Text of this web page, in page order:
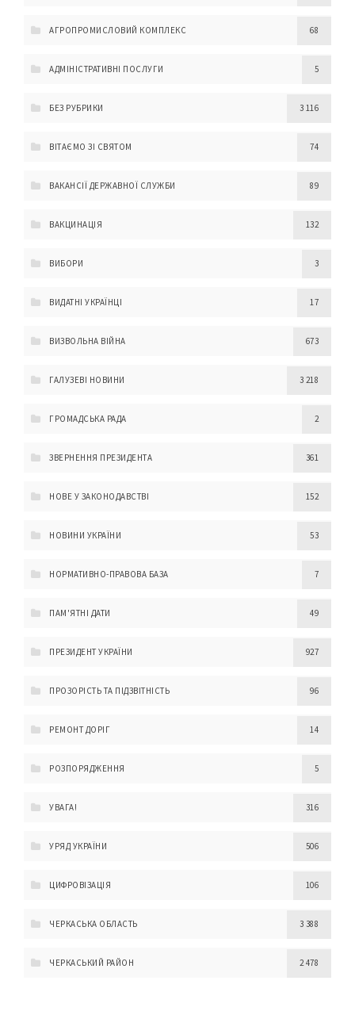
АГРОПРОМИСЛОВИЙ КОМПЛЕКС 68
АДМІНІСТРАТИВНІ ПОСЛУГИ 5
БЕЗ РУБРИКИ 3 116
ВІТАЄМО ЗІ СВЯТОМ 74
ВАКАНСІЇ ДЕРЖАВНОЇ СЛУЖБИ 89
ВАКЦИНАЦІЯ 132
ВИБОРИ 3
ВИДАТНІ УКРАЇНЦІ 17
ВИЗВОЛЬНА ВІЙНА 673
ГАЛУЗЕВІ НОВИНИ 3 218
ГРОМАДСЬКА РАДА 2
ЗВЕРНЕННЯ ПРЕЗИДЕНТА 361
НОВЕ У ЗАКОНОДАВСТВІ 152
НОВИНИ УКРАЇНИ 53
НОРМАТИВНО-ПРАВОВА БАЗА 7
ПАМ'ЯТНІ ДАТИ 49
ПРЕЗИДЕНТ УКРАЇНИ 927
ПРОЗОРІСТЬ ТА ПІДЗВІТНІСТЬ 96
РЕМОНТ ДОРІГ 14
РОЗПОРЯДЖЕННЯ 5
УВАГА! 316
УРЯД УКРАЇНИ 506
ЦИФРОВІЗАЦІЯ 106
ЧЕРКАСЬКА ОБЛАСТЬ 3 388
ЧЕРКАСЬКИЙ РАЙОН 2 478